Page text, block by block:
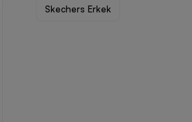
Skechers Erkek